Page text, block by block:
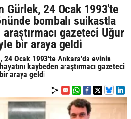
Gürlek, 24 Ocak 1993'te
bombalı suikastla
araştırmacı gazeteci Uğur
bir araya geldi
24 Ocak 1993'te Ankara'da evinin
kaybeden araştırmacı gazeteci
araya geldi